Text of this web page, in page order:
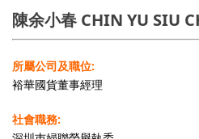
陳余小春 CHIN YU SIU
所屬公司及職位:
裕華國貨董事經理
社會職務: